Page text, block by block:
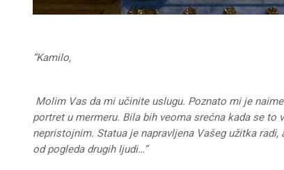
“Kamilo,
Molim Vas da mi učinite uslugu. Poznato mi je
portret u mermeru. Bila bih veoma srećna kada se
nepristojnim. Statua je napravljena Vašeg užitka
od pogleda drugih ljudi…”